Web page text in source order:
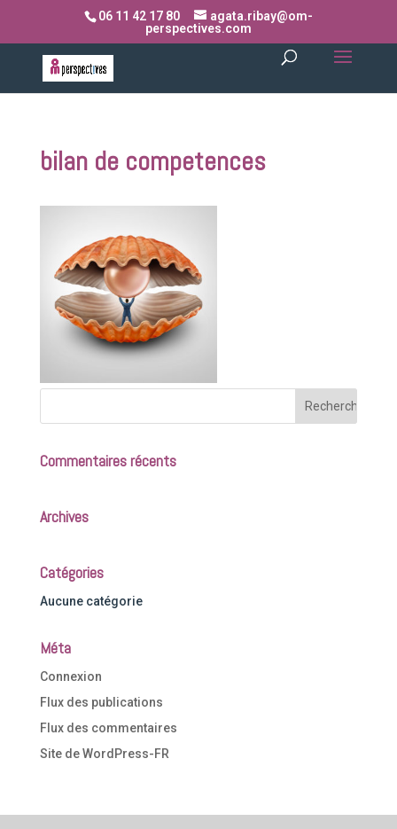
06 11 42 17 80
agata.ribay@om-
perspectives.com
bilan de competences
Commentaires récents
Archives
Catégories
Aucune catégorie
Méta
Connexion
Flux des publications
Flux des commentaires
Site de WordPress-FR